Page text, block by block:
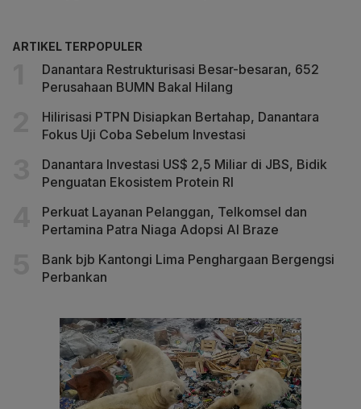
ARTIKEL TERPOPULER
Danantara Restrukturisasi Besar-besaran, 652
Perusahaan BUMN Bakal Hilang
Hilirisasi PTPN Disiapkan Bertahap, Danantara
Fokus Uji Coba Sebelum Investasi
Danantara Investasi US$ 2,5 Miliar di JBS, Bidik
Penguatan Ekosistem Protein RI
Perkuat Layanan Pelanggan, Telkomsel dan
Pertamina Patra Niaga Adopsi AI Braze
Bank bjb Kantongi Lima Penghargaan Bergengsi
Perbankan